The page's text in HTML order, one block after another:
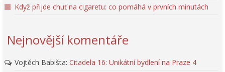
Když přijde chuť na cigaretu: co pomáhá v prvních minutách
Nejnovější komentáře
Vojtěch Babišta: Citadela 16: Unikátní bydlení na Praze 4